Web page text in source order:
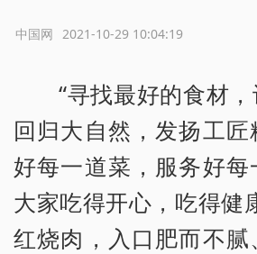
2021-10-29 10:04:19
中国网
“寻找最好的食材
回归大自然，发扬工
好每一道菜，服务好
大家吃得开心，吃得健
红烧肉，入口肥而不腻